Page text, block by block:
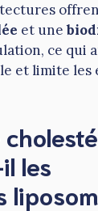
et une
ce qui
et limite les
les